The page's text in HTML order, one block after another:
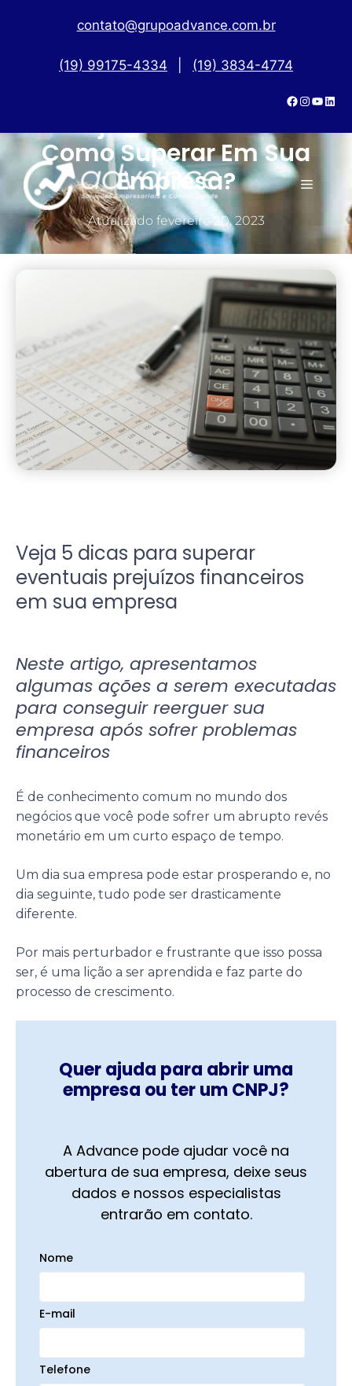
contato@grupoadvance.com.br
(19) 99175-4334 (19) 3834-4774
Prejuízo Financeiro:
Como Superar Em Sua
Empresa?
Atualizado fevereiro 20, 2023
Veja 5 dicas para superar
eventuais prejuízos financeiros
em sua empresa
Neste artigo, apresentamos
algumas ações a serem executadas
para conseguir reerguer sua
empresa após sofrer problemas
financeiros
É de conhecimento comum no mundo dos
negócios que você pode sofrer um abrupto revés
monetário em um curto espaço de tempo.
Um dia sua empresa pode estar prosperando e, no
dia seguinte, tudo pode ser drasticamente
diferente.
Por mais perturbador e frustrante que isso possa
ser, é uma lição a ser aprendida e faz parte do
processo de crescimento.
Quer ajuda para abrir uma
empresa ou ter um CNPJ?
A Advance pode ajudar você na
abertura de sua empresa, deixe seus
dados e nossos especialistas
entrarão em contato.
Nome
E-mail
Telefone